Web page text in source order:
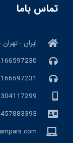
تماس باما
ایران -